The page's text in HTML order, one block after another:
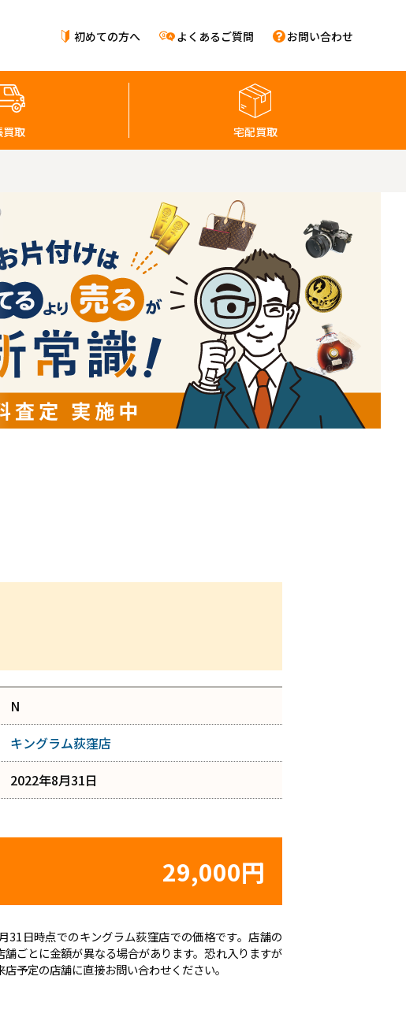
初めての方へ よくあるご質問 お問い合わせ
買取 宅配買取
N
キングラム荻窪店
2022年8月31日
29,000円
31日時点でのキングラム荻窪店での価格です。店舗の
舗ごとに金額が異なる場合があります。恐れ入りますが
予定の店舗に直接お問い合わせください。